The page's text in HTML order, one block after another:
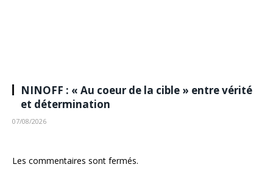
NINOFF : « Au coeur de la cible » entre vérité
et détermination
07/08/2026
Les commentaires sont fermés.